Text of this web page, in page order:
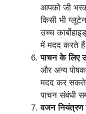
आपको जी
किसी भी
उच्च
में मदद करते
पाचन के लिए
और अन्य
मदद कर सकते
पाचन संबंधी
वजन नियंत्रण